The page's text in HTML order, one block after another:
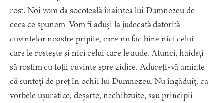
rost. Noi vom da socoteală înaintea lui Dumnezeu de
ceea ce spunem. Vom fi aduși la judecată datorită
cuvintelor noastre pripite, care nu fac bine nici celui
care le rostește și nici celui care le aude. Atunci, haideți
să rostim cu toții cuvinte spre zidire. Aduceți-vă aminte
că sunteți de preț în ochii lui Dumnezeu. Nu îngăduiți ca
vorbele ușuratice, deșarte, nechibzuite, sau principii